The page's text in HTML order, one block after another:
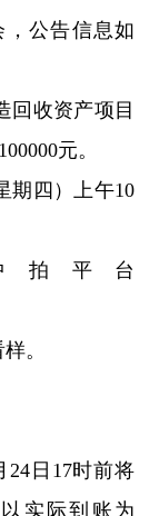
公告信息如
回收资产项目
100000元。
期四 ）上午10
拍平台
。
24日 17时前将
实际到账为